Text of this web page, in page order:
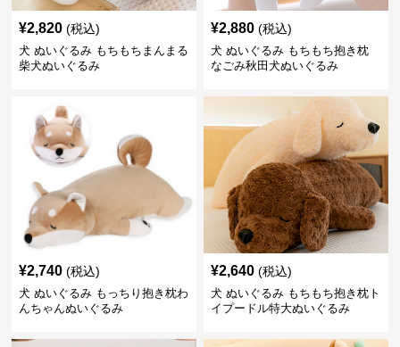
¥2,820 (税込)
犬 ぬいぐるみ もちもちまんまる
柴犬ぬいぐるみ
¥2,880 (税込)
犬 ぬいぐるみ もちもち抱き枕
なごみ秋田犬ぬいぐるみ
¥2,740 (税込)
犬 ぬいぐるみ もっちり抱き枕わ
んちゃんぬいぐるみ
¥2,640 (税込)
犬 ぬいぐるみ もちもち抱き枕ト
イプードル特大ぬいぐるみ